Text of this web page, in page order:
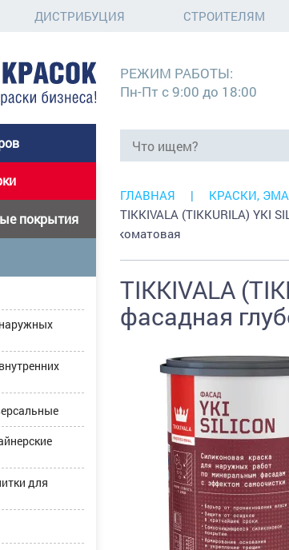
ДИСТРИБУЦИЯ СТРОИТЕЛЯМ
РЕЖИМ РАБОТЫ:
Пн-Пт с 9:00 до 18:00
покрытия
для
ГЛАВНАЯ КРАСКИ,
TIKKIVALA (TIKKURILA)
глубокоматовая
TIKKIVALA
фасадная